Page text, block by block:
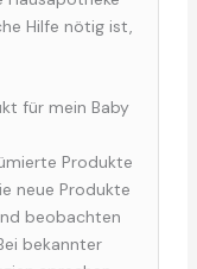
Hilfe nötig ist,
für mein Baby
Produkte
neue Produkte
beobachten
bekannter